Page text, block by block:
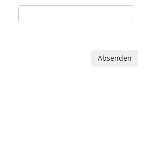
Absenden